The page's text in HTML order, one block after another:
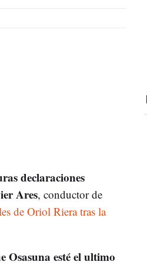
declaraciones
Ares, conductor de
de Oriol Riera tras la
Osasuna esté el ultimo